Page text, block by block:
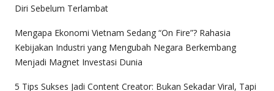
Diri Sebelum Terlambat
Mengapa Ekonomi Vietnam Sedang “On Fire”? Rahasia
Kebijakan Industri yang Mengubah Negara Berkembang
Menjadi Magnet Investasi Dunia
5 Tips Sukses Jadi Content Creator: Bukan Sekadar Viral, Tapi